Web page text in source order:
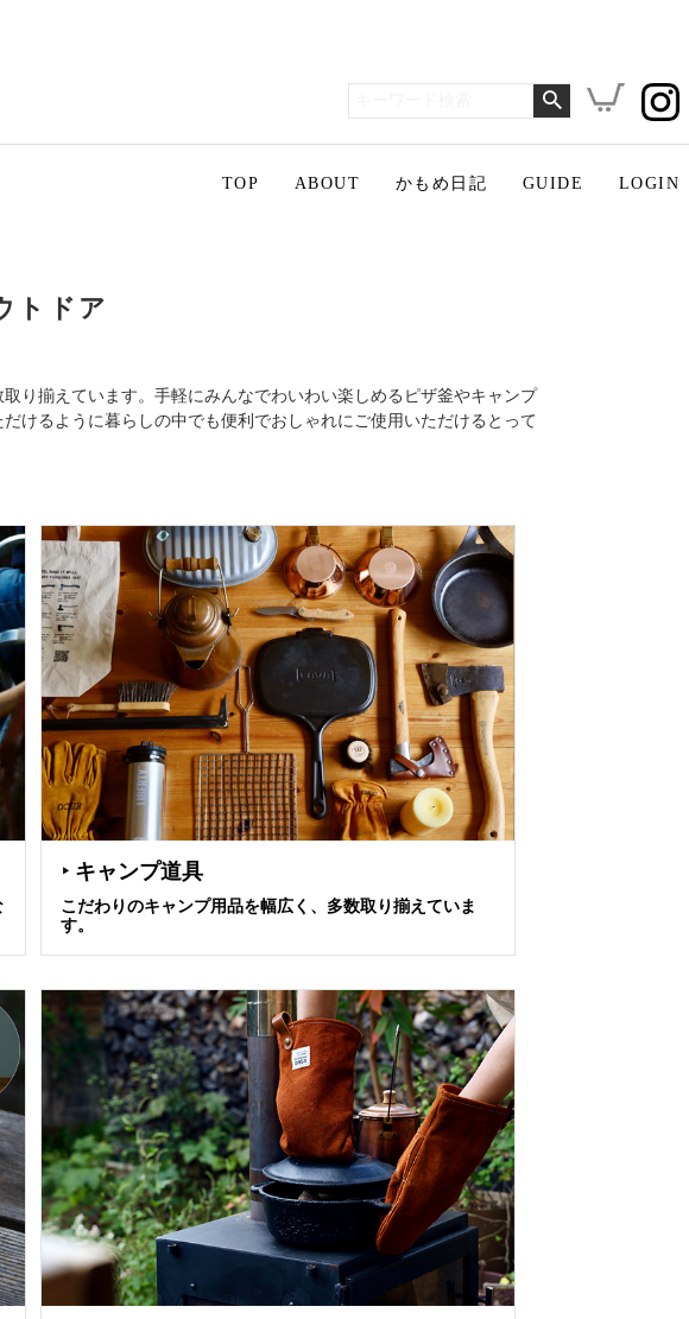
TOP ABOUT かもめ日記 GUIDE LOGIN
トドア
り揃えています。手軽にみんなでわいわい楽しめるピザ釜やキャンプ
けるように暮らしの中でも便利でおしゃれにご使用いただけるとって
▶ キャンプ道具
こだわりのキャンプ用品を幅広く、多数取り揃えていま
す。